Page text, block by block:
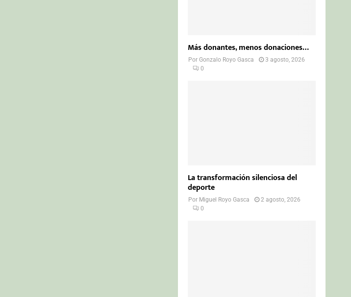
Más donantes, menos donaciones…
PorGonzalo Royo Gasca
3 agosto, 2026
0
La transformación silenciosa del
deporte
Por Miguel Royo Gasca
2 agosto, 2026
0